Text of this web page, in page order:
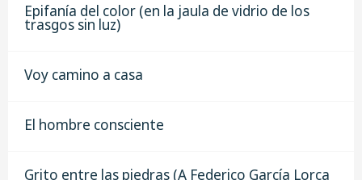
Epifanía del color (en la jaula de vidrio de los
trasgos sin luz)
Voy camino a casa
El hombre consciente
Grito entre las piedras (A Federico García Lorca